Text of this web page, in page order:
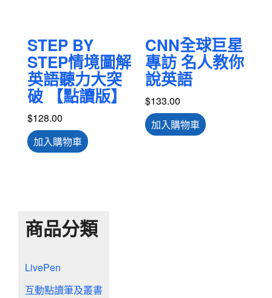
STEP BY
STEP情境圖解
英語聽力大突
破 【點讀版】
$128.00
加入購物車
CNN全球巨星
專訪 名人教你
說英語
$133.00
加入購物車
商品分類
LivePen
互動點讀筆及叢書